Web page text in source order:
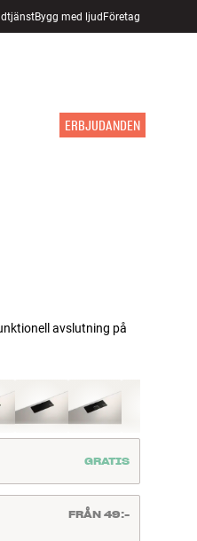
Bygg med ljudFöretag
ERBJUDANDEN
avslutning på
GRATIS
FRÅN 49:-